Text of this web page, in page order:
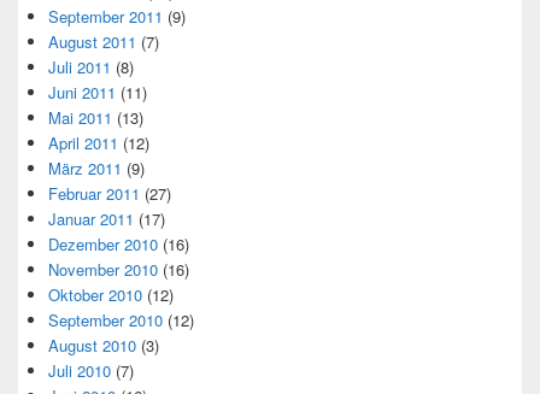
September 2011 (9)
August 2011 (7)
Juli 2011 (8)
Juni 2011 (11)
Mai 2011 (13)
April 2011 (12)
März 2011 (9)
Februar 2011 (27)
Januar 2011 (17)
Dezember 2010 (16)
November 2010 (16)
Oktober 2010 (12)
September 2010 (12)
August 2010 (3)
Juli 2010 (7)